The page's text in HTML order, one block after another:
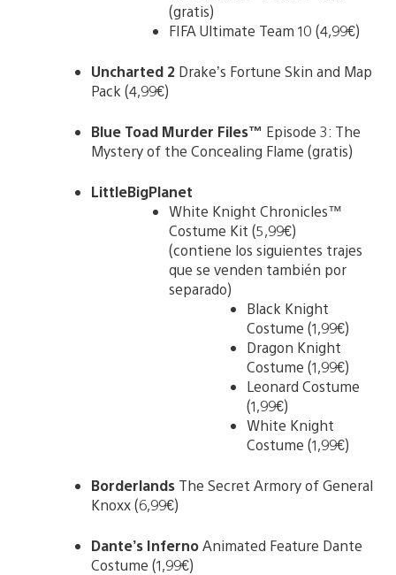
(gratis)
FIFA Ultimate Team 10 (4,99€)
Uncharted 2 Drake’s Fortune Skin and Map
Pack (4,99€)
Blue Toad Murder Files™ Episode 3: The
Mystery of the Concealing Flame (gratis)
LittleBigPlanet
White Knight Chronicles™
Costume Kit (5,99€)
(contiene los siguientes trajes
que se venden también por
separado)
Black Knight
Costume (1,99€)
Dragon Knight
Costume (1,99€)
Leonard Costume
(1,99€)
White Knight
Costume (1,99€)
Borderlands The Secret Armory of General
Knoxx (6,99€)
Dante’s InfernoAnimated Feature Dante
Costume (1,99€)